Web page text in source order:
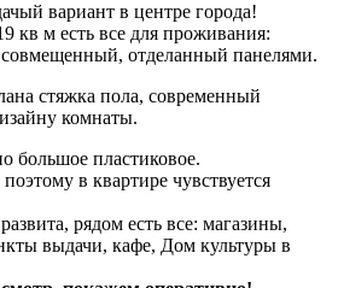
вариант в центре города!
кв м есть все для проживания:
совмещенный, отделанный панелями.
стяжка пола, современный
комнаты.
большое пластиковое.
в квартире чувствуется
рядом есть все: магазины,
выдачи, кафе, Дом культуры в